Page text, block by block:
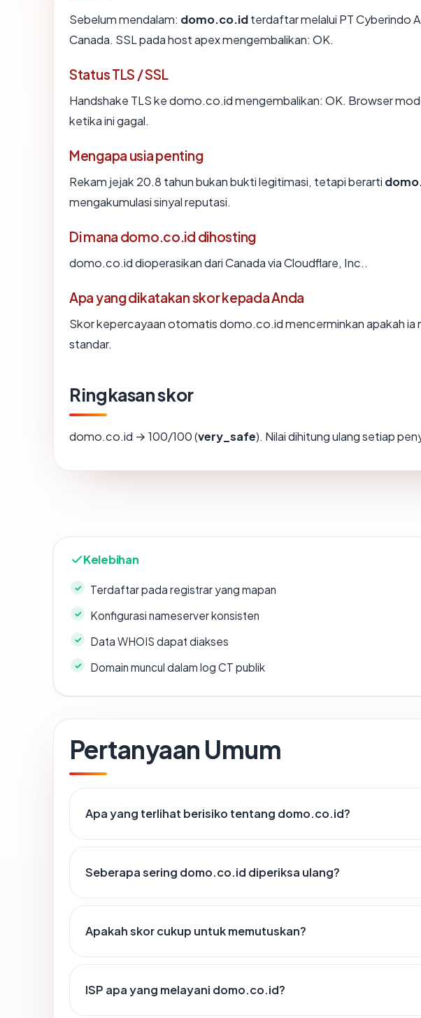
Sebelum mendalam: domo.co.idterdaftar melalui PT Cyberindo
Canada. SSL pada host apex mengembalikan: OK.
Status TLS / SSL
Handshake TLS ke domo.co.id mengembalikan: OK. Browser
ketika ini gagal.
Mengapa usia penting
Rekam jejak 20.8 tahun bukan bukti legitimasi, tetapi berarti
mengakumulasi sinyal reputasi.
Di mana domo.co.id dihosting
domo.co.id dioperasikan dari Canada via Cloudflare, Inc..
Apa yang dikatakan skor kepada Anda
Skor kepercayaan otomatis domo.co.id mencerminkan apakah
standar.
Ringkasan skor
domo.co.id → 100/100 (very_safe). Nilai dihitung ulang setiap
Kelebihan
Terdaftar pada registrar yang mapan
Konfigurasi nameserver konsisten
Data WHOIS dapat diakses
Domain muncul dalam log CT publik
Pertanyaan Umum
Apa yang terlihat berisiko tentang domo.co.id?
Seberapa sering domo.co.id diperiksa ulang?
Apakah skor cukup untuk memutuskan?
ISP apa yang melayani domo.co.id?